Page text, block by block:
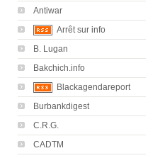
Antiwar
Arrêt sur info
B. Lugan
Bakchich.info
Blackagendareport
Burbankdigest
C.R.G.
CADTM